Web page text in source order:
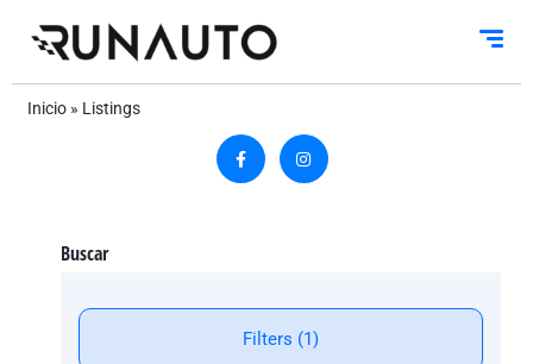
Inicio» Listings
Buscar
Filters (1)